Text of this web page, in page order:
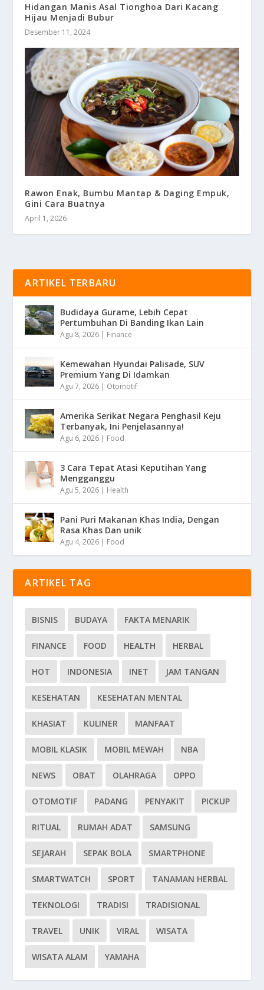
Hidangan Manis Asal Tionghoa Dari Kacang
Hijau Menjadi Bubur
Desember 11, 2024
Rawon Enak, Bumbu Mantap & Daging Empuk,
Gini Cara Buatnya
April 1, 2026
ARTIKEL TERBARU
Budidaya Gurame, Lebih Cepat
Pertumbuhan Di Banding Ikan Lain
Agu 8, 2026 | Finance
Kemewahan Hyundai Palisade, SUV
Premium Yang Di Idamkan
Agu 7, 2026 | Otomotif
Amerika Serikat Negara Penghasil Keju
Terbanyak, Ini Penjelasannya!
Agu 6, 2026 | Food
3 Cara Tepat Atasi Keputihan Yang
Mengganggu
Agu 5, 2026 | Health
Pani Puri Makanan Khas India, Dengan
Rasa Khas Dan unik
Agu 4, 2026 | Food
ARTIKEL TAG
BISNIS BUDAYA FAKTA MENARIK
FINANCE FOOD HEALTH HERBAL
HOT INDONESIA INET JAM TANGAN
KESEHATAN KESEHATAN MENTAL
KHASIAT KULINER MANFAAT
MOBIL KLASIK MOBIL MEWAH NBA
NEWS OBAT OLAHRAGA OPPO
OTOMOTIF PADANG PENYAKIT PICKUP
RITUAL RUMAH ADAT SAMSUNG
SEJARAH SEPAK BOLA SMARTPHONE
SMARTWATCH SPORT TANAMAN HERBAL
TEKNOLOGI TRADISI TRADISIONAL
TRAVEL UNIK VIRAL WISATA
WISATA ALAM YAMAHA